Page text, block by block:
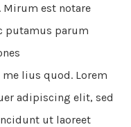
Mirum est notare
putamus parum
me lius quod. Lorem
adipiscing elit, sed
ut laoreet